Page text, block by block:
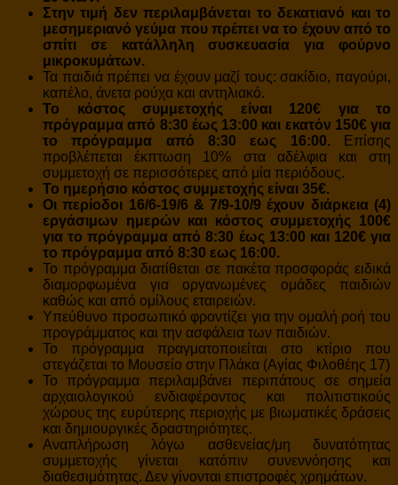
Στην τιμή δεν περιλαμβάνεται το δεκατιανό και το
μεσημεριανό γεύμα που πρέπει να το έχουν από το
σπίτι σε κατάλληλη συσκευασία για φούρνο
μικροκυμάτων.
Τα παιδιά πρέπει να έχουν μαζί τους: σακίδιο, παγούρι,
καπέλο, άνετα ρούχα και αντηλιακό.
Το κόστος συμμετοχής είναι 120€ για το
πρόγραμμα από 8:30 έως 13:00 και εκατόν 150€ για
το πρόγραμμα από 8:30 εως 16:00.
Επίσης
προβλέπεται έκπτωση 10% στα αδέλφια και στη
συμμετοχή σε περισσότερες από μία περιόδους.
Το ημερήσιο κόστος συμμετοχής είναι 35€.
Οι περίοδοι 16/6-19/6 & 7/9-10/9 έχουν διάρκεια (4)
εργάσιμων ημερών και κόστος συμμετοχής
100€
για το πρόγραμμα από 8:30 έως 13:00 και 120€ για
το πρόγραμμα από 8:30 εως 16:00.
Το πρόγραμμα διατίθεται σε πακέτα προσφοράς ειδικά
διαμορφωμένα για οργανωμένες ομάδες παιδιών
καθώς και από ομίλους εταιρειών.
Υπεύθυνο προσωπικό φροντίζει για την ομαλή ροή του
προγράμματος και την ασφάλεια των παιδιών.
Το πρόγραμμα πραγματοποιείται στο κτίριο που
στεγάζεται το Mουσείο στην Πλάκα (Αγίας Φιλοθέης 17)
Το πρόγραμμα περιλαμβάνει περιπάτους σε σημεία
αρχαιολογικού ενδιαφέροντος και πολιτιστικούς
χώρους της ευρύτερης περιοχής με βιωματικές δράσεις
και δημιουργικές δραστηριότητες.
Aναπλήρωση λόγω ασθενείας/μη δυνατότητας
συμμετοχής γίνεται κατόπιν συνεννόησης και
διαθεσιμότητας. Δεν γίνονται επιστροφές χρημάτων.